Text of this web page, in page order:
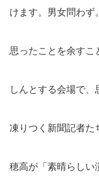
けます。男女問わず
思ったことを余すこ
しんとする会場で、
凍りつく新聞記者た
穂高が「素晴らしい